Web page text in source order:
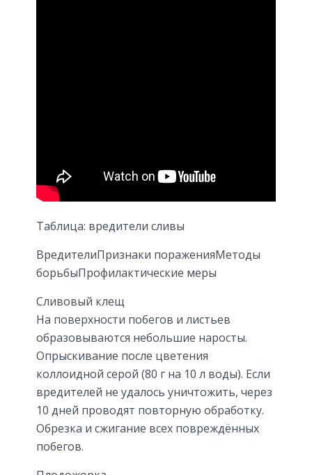
Таблица: вредители сливы
ВредителиПризнаки пораженияМетоды
борьбыПрофилактические меры
Сливовый клещ
На поверхности побегов и листьев
образовываются небольшие наросты.
Опрыскивание после цветения
коллоидной серой (80 г на 10 л воды). Если
вредителей не удалось уничтожить, через
10 дней проводят повторную обработку.
Обрезка и сжигание всех повреждённых
побегов.